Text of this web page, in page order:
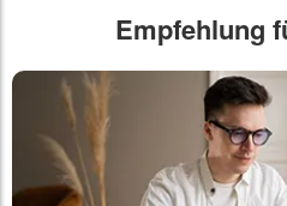
Empfehlung